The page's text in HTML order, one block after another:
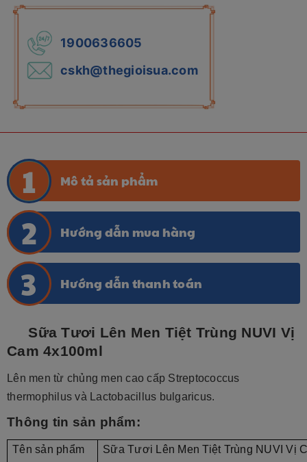
1900636605
cskh@thegioisua.com
Mô tả sản phẩm
Hướng dẫn mua hàng
Hướng dẫn thanh toán
Sữa Tươi Lên Men Tiệt Trùng NUVI Vị
Cam 4x100ml
Lên men từ chủng men cao cấp Streptococcus
thermophilus và Lactobacillus bulgaricus.
Thông tin sản phẩm:
Tên sản phẩm Sữa Tươi Lên Men Tiệt Trùng NUVI Vị